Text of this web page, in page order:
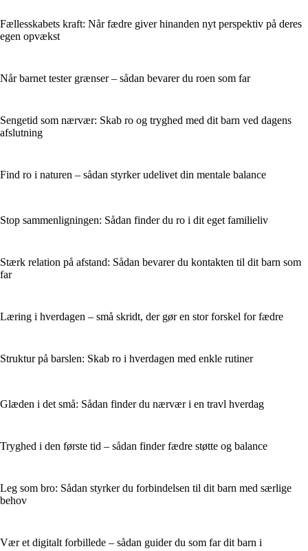
Fællesskabets kraft: Når fædre giver hinanden nyt perspektiv på deres
egen opvækst
Når barnet tester grænser – sådan bevarer du roen som far
Sengetid som nærvær: Skab ro og tryghed med dit barn ved dagens
afslutning
Find ro i naturen – sådan styrker udelivet din mentale balance
Stop sammenligningen: Sådan finder du ro i dit eget familieliv
Stærk relation på afstand: Sådan bevarer du kontakten til dit barn som
far
Læring i hverdagen – små skridt, der gør en stor forskel for fædre
Struktur på barslen: Skab ro i hverdagen med enkle rutiner
Glæden i det små: Sådan finder du nærvær i en travl hverdag
Tryghed i den første tid – sådan finder fædre støtte og balance
Leg som bro: Sådan styrker du forbindelsen til dit barn med særlige
behov
Vær et digitalt forbillede – sådan guider du som far dit barn i